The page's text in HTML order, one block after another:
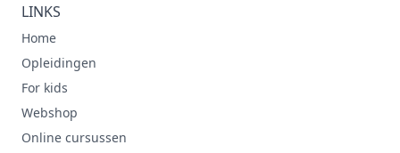
LINKS
Home
Opleidingen
For kids
Webshop
Online cursussen